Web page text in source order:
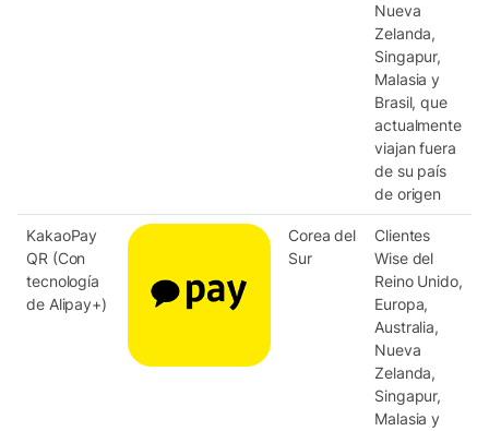
Nueva
Zelanda,
Singapur,
Malasia y
Brasil, que
actualmente
viajan fuera
de su país
de origen
KakaoPay
QR (Con
tecnología
de Alipay+)
Corea del
Sur
Clientes
Wise del
Reino Unido,
Europa,
Australia,
Nueva
Zelanda,
Singapur,
Malasia y